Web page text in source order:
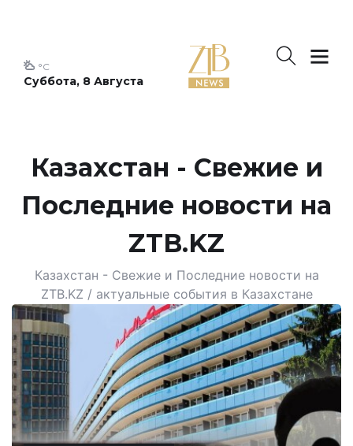
Суббота, 8 Августа
°C
Казахстан - Свежие и
Последние новости на
ZTB.KZ
Казахстан - Свежие и Последние новости на
ZTB.KZ / актуальные события в Казахстане